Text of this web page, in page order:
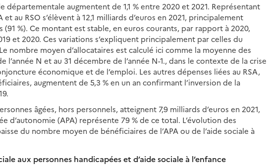
départementale augmentent de 1,1 % entre 2020 et 2021. Représentant
au RSO s’élèvent à 12,1 milliards d’euros en 2021, principalement
%). Ce montant est stable, en euros courants, par rapport à 2020,
et 2020. Ces variations s’expliquent principalement par celles du
Le nombre moyen d’allocataires est calculé ici comme la moyenne des
l’année N et au 31 décembre de l’année N-1., dans le contexte de la crise
économique et de l’emploi. Les autres dépenses liées au RSA,
augmentent de 5,3 % en un an confirmant l’inversion de la
âgées, hors personnels, atteignent 7,9 milliards d’euros en 2021,
d’autonomie (APA) représente 79 % de ce total. L’évolution des
du nombre moyen de bénéficiaires de l’APA ou de l’aide sociale à
aux personnes handicapées et d’aide sociale à l’enfance